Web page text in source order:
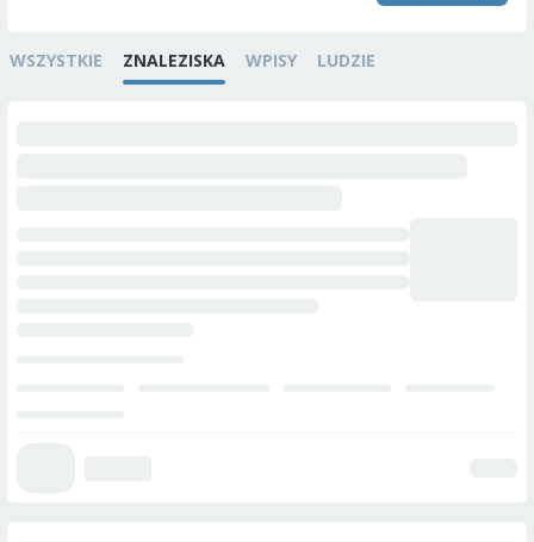
WSZYSTKIE ZNALEZISKA WPISY LUDZIE